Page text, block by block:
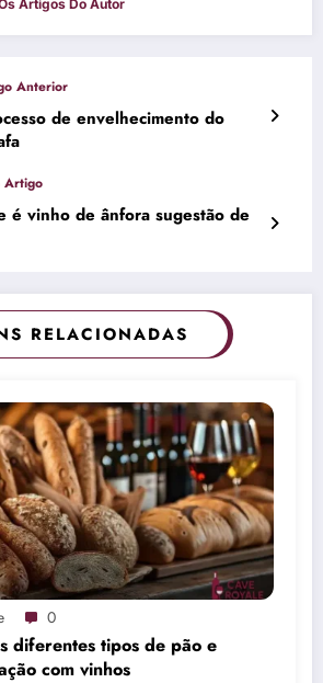
de envelhecimento do
é vinho de ânfora sugestão de
RELACIONADAS
0
diferentes tipos de pão e
com vinhos